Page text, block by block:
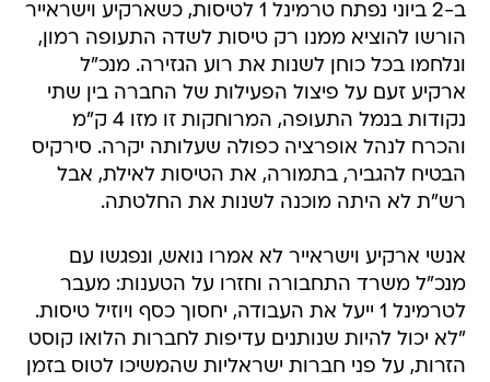
ב-2 ביוני נפתח טרמינל 1 לטיסות, כשארקיע וישראייר
הורשו להוציא ממנו רק טיסות לשדה התעופה רמון,
ונלחמו בכל כוחן לשנות את רוע הגזירה. מנכ"ל
ארקיע זעם על פיצול הפעילות של החברה בין שתי
נקודות בנמל התעופה, המרוחקות זו מזו 4 ק"מ
והכרח לנהל אופרציה כפולה שעלותה יקרה. סירקיס
הבטיח להגביר, בתמורה, את הטיסות לאילת, אבל
רש"ת לא היתה מוכנה לשנות את החלטתה.
אנשי ארקיע וישראייר לא אמרו נואש, ונפגשו עם
מנכ"ל משרד התחבורה וחזרו על הטענות: מעבר
לטרמינל 1 ייעל את העבודה, יחסוך כסף ויוזיל טיסות.
"לא יכול להיות שנותנים עדיפות לחברות הלואו קוסט
הזרות, על פני חברות ישראליות שהמשיכו לטוס בזמן